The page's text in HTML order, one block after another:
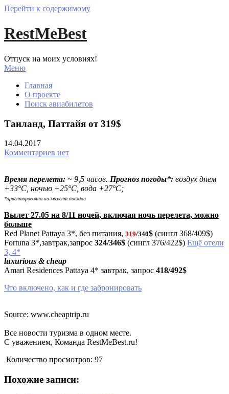
Перейти к содержимому
RestMeBest
Отпуск на моих условиях!
Меню
Главная
О проекте
Поиск авиабилетов
Таиланд, Паттайя от 319$
14.04.2017
Комментариев нет
Время перелета: ~ 9,5 часов. Прогноз погоды*: воздух днем
+33°С, ночью +25°С, вода +27°С;
*ориентировочно на момент поездки
Вылет 27.05 на 8/11 ночей, включая ночь перелета, можно
больше
Red Planet Pattaya 3*, без питания, 319/340$ (сингл 368/409$)
Fortuna 3*,завтрак,запрос 324/346$ (сингл 376/422$) Ещё отели
3, 4*
luxurious & cheap
Amari Residences Pattaya 4* завтрак, запрос 418/492$
Что включено, как и где забронировать
Source: www.cheaptrip.ru
Все новости туризма в одном месте.
С уважением, Команда RestMeBest.ru!
Количество просмотров: 97
Похожие записи: